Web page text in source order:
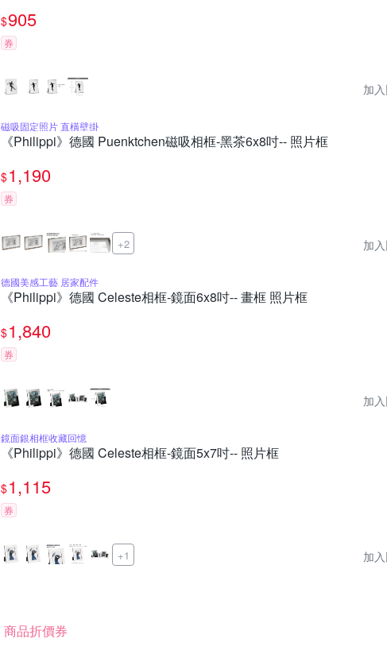
$905
券
加
磁吸固定照片 直橫壁掛
《Philippi》德國 Puenktchen磁吸相框-黑茶6x8吋-- 照片框
$1,190
券
+2 加
德國美感工藝 居家配件
《Philippi》德國 Celeste相框-鏡面6x8吋-- 畫框 照片框
$1,840
券
加
鏡面銀相框收藏回憶
《Philippi》德國 Celeste相框-鏡面5x7吋-- 照片框
$1,115
券
+1 加
商品折價券